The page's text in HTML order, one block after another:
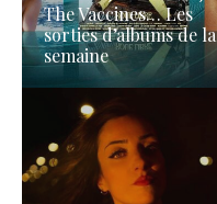
The Vaccines… Les
sorties d’albums de la
semaine